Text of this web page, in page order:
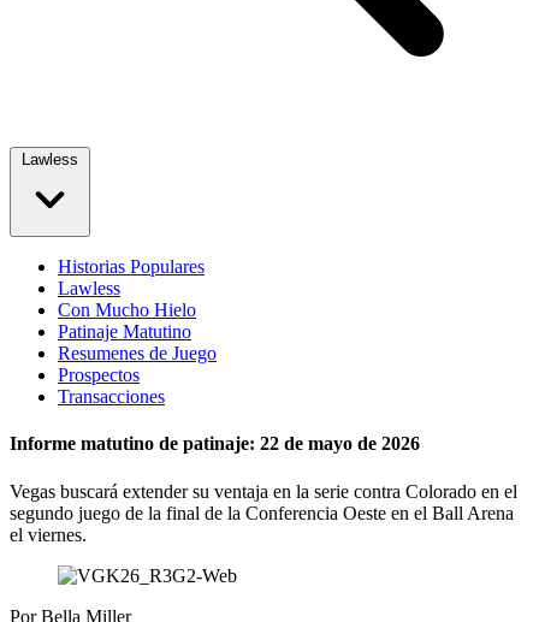
Lawless
Historias Populares
Lawless
Con Mucho Hielo
Patinaje Matutino
Resumenes de Juego
Prospectos
Transacciones
Informe matutino de patinaje: 22 de mayo de 2026
Vegas buscará extender su ventaja en la serie contra Colorado en el
segundo juego de la final de la Conferencia Oeste en el Ball Arena
el viernes.
Por Bella Miller